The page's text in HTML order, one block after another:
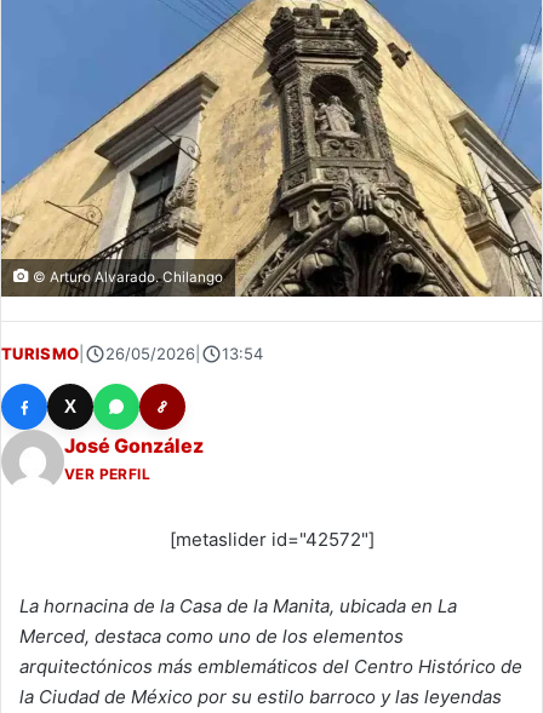
© Arturo Alvarado. Chilango
TURISMO 26/05/2026 13:54
X
José González
VER PERFIL
[metaslider id="42572"]
La hornacina de la Casa de la Manita, ubicada en La
Merced, destaca como uno de los elementos
arquitectónicos más emblemáticos del Centro Histórico de
la Ciudad de México por su estilo barroco y las leyendas